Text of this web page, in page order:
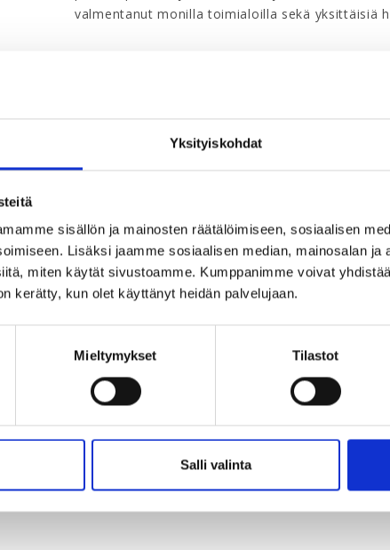
Yksityiskohdat
sisällön ja mainosten räätälöimiseen, sosiaalisen
Lisäksi jaamme sosiaalisen median, mainosalan ja
miten käytät sivustoamme. Kumppanimme voivat
kerätty, kun olet käyttänyt heidän palvelujaan.
Mieltymykset Tilastot
Salli valinta
valmentanut monilla toimialoilla sekä yksittäisiä
Korona-ajassa esiinnousseena haasteena
tunteen siitä, että osaamista ja voimavaroja ei
– Esihenkilöllä pitää olla rohkeutta kysyä, mitä
tukea, kuinka usein ja millä välineellä? Tämä
se kasvattaa myös tunnetta tilanteen
valmennuksista välittynyt käsitys, että monelta
kokonaistilanteesta. Keskusteluyhteyttä
Valmennukset ovat 50 minuutin mittaisia ja
on rajattu määrä varattavissa osoitteesta
Aika varataan kirjautumalla YTYn Urapalvelut -
jäsennumerosi avulla. Näet saatavilla olevat
soittaa sinulle valitsemaasi aikaan. Varauksen
lisätä liitteitä. Valmennus tapahtuu etäyhteyden
Lue